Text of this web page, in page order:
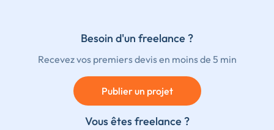
Besoin d'un freelance ?
Recevez vos premiers devis en moins de 5 min
Publier un projet
Vous êtes freelance ?